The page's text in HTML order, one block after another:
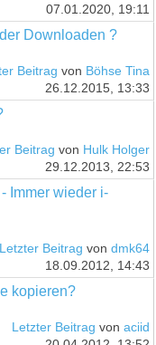
07.01.2020, 19:11
Downloaden ?
Beitrag von Böhse Tina
26.12.2015, 13:33
Beitrag von Hulk Holger
29.12.2013, 22:53
Immer wieder i-
Letzter Beitrag von dmk64
18.09.2012, 14:43
kopieren?
Letzter Beitrag von aciid